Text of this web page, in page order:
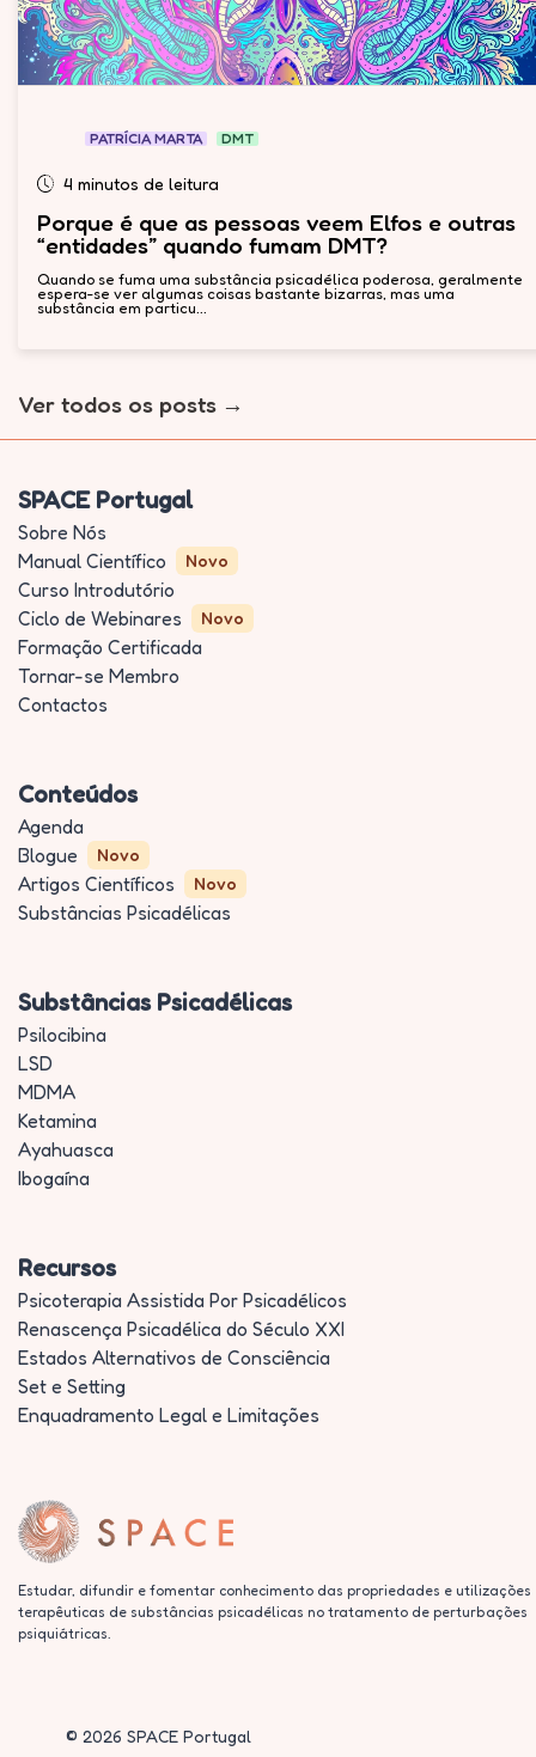
PATRÍCIA MARTA DMT
4 minutos de leitura
Porque é que as pessoas veem Elfos e outras
“entidades” quando fumam DMT?
Quando se fuma uma substância psicadélica poderosa, geralmente
espera-se ver algumas coisas bastante bizarras, mas uma
substância em particu...
Ver todos os posts
SPACE Portugal
Sobre Nós
Manual Científico
Novo
Curso Introdutório
Ciclo de Webinares
Novo
Formação Certificada
Tornar-se Membro
Contactos
Conteúdos
Agenda
Blogue
Novo
Artigos Científicos Novo
Substâncias Psicadélicas
Substâncias Psicadélicas
Psilocibina
LSD
MDMA
Ketamina
Ayahuasca
Ibogaína
Recursos
Psicoterapia Assistida Por Psicadélicos
Renascença Psicadélica do Século XXI
Estados Alternativos de Consciência
Set e Setting
Enquadramento Legal e Limitações
Estudar, difundir e fomentar conhecimento das propriedades e utilizações
terapêuticas de substâncias psicadélicas no tratamento de perturbações
psiquiátricas.
© 2026 SPACE Portugal